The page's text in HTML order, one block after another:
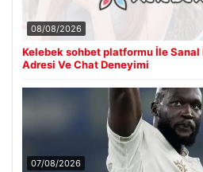
08/08/2026
Kelebek sohbet platformu İle
Adresi Ve Chat Deneyimi
07/08/2026